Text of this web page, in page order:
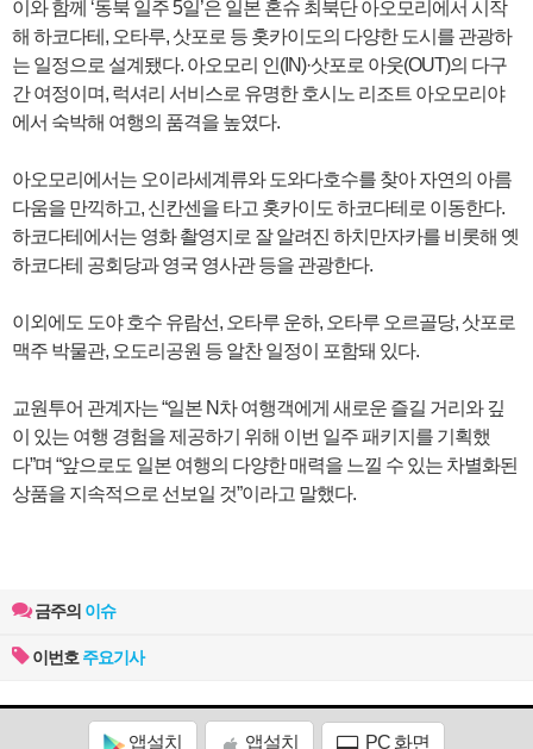
이와 함께 ‘동북 일주 5일’은 일본 혼슈 최북단 아오모리에서 시작
해 하코다테, 오타루, 삿포로 등 홋카이도의 다양한 도시를 관광하
는 일정으로 설계됐다. 아오모리 인(IN)·삿포로 아웃(OUT)의 다구
간 여정이며, 럭셔리 서비스로 유명한 호시노 리조트 아오모리야
에서 숙박해 여행의 품격을 높였다.
아오모리에서는 오이라세계류와 도와다호수를 찾아 자연의 아름
다움을 만끽하고, 신칸센을 타고 홋카이도 하코다테로 이동한다.
하코다테에서는 영화 촬영지로 잘 알려진 하치만자카를 비롯해 옛
하코다테 공회당과 영국 영사관 등을 관광한다.
이외에도 도야 호수 유람선, 오타루 운하, 오타루 오르골당, 삿포로
맥주 박물관, 오도리공원 등 알찬 일정이 포함돼 있다.
교원투어 관계자는 “일본 N차 여행객에게 새로운 즐길 거리와 깊
이 있는 여행 경험을 제공하기 위해 이번 일주 패키지를 기획했
다”며 “앞으로도 일본 여행의 다양한 매력을 느낄 수 있는 차별화된
상품을 지속적으로 선보일 것”이라고 말했다.
금주의 이슈
이번호주요기사
앱설치 앱설치 PC 화면